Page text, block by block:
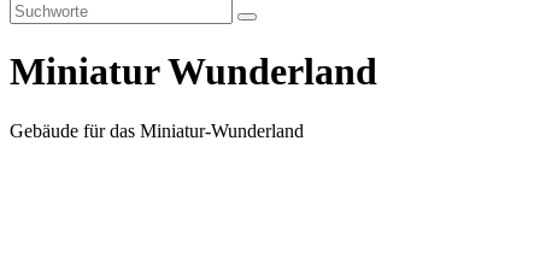
Miniatur Wunderland
Gebäude für das Miniatur-Wunderland